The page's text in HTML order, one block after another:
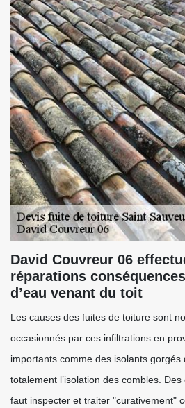
David Couvreur 06
réparations
d’eau venant du toit
Les causes des fuites de toiture sont
occasionnés par ces infiltrations en
importants comme des isolants gorgés
totalement l’isolation des combles.
faut inspecter et traiter "curativement"